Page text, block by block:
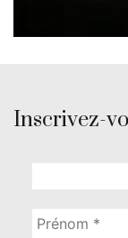
Inscrivez-